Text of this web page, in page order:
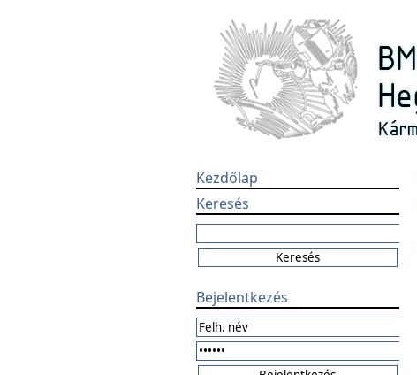
Kezdőlap
Keresés
Bejelentkezés